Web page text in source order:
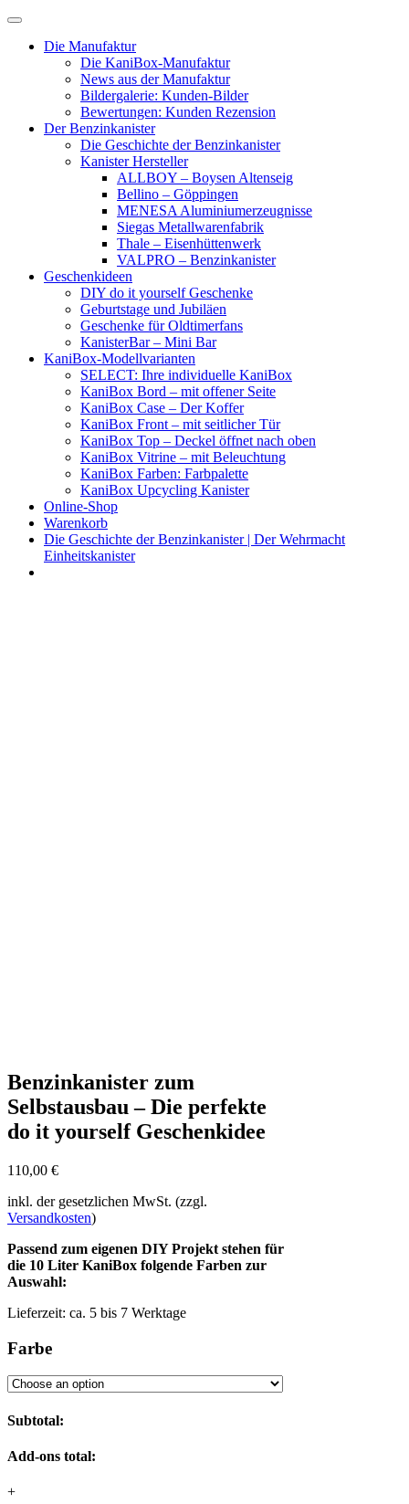
Skip
contentDie Manufaktur
Die KaniBox-Manufaktur
News aus der Manufaktur
Bildergalerie: Kunden-Bilder
Bewertungen: Kunden Rezension
Der Benzinkanister
Die Geschichte der Benzinkanister
Kanister Hersteller
ALLBOY – Boysen Altenseig
Bellino – Göppingen
MENESA Aluminiumerzeugnisse
Siegas Metallwarenfabrik
Thale – Eisenhüttenwerk
VALPRO – Benzinkanister
Geschenkideen
DIY do it yourself Geschenke
Geburtstage und Jubiläen
Geschenke für Oldtimerfans
KanisterBar – Mini Bar
KaniBox-Modellvarianten
SELECT: Ihre individuelle KaniBox
KaniBox Bord – mit offener Seite
KaniBox Case – Der Koffer
KaniBox Front – mit seitlicher Tür
KaniBox Top – Deckel öffnet nach oben
KaniBox Vitrine – mit Beleuchtung
KaniBox Farben: Farbpalette
KaniBox Upcycling Kanister
Online-Shop
Warenkorb
Die Geschichte der Benzinkanister | Der Wehrmacht
Einheitskanister
Benzinkanister zum
Selbstausbau – Die perfekte
do it yourself Geschenkidee
110,00 €
inkl. der gesetzlichen MwSt. (zzgl.
Versandkosten)
Passend zum eigenen DIY Projekt stehen für
die 10 Liter KaniBox folgende Farben zur
Auswahl:
Lieferzeit: ca. 5 bis 7 Werktage
Farbe
Subtotal:
Add-ons total:
+